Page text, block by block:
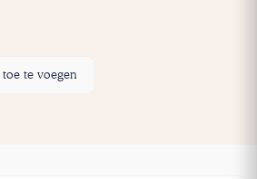
te voegen